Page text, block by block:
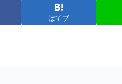
はてブ